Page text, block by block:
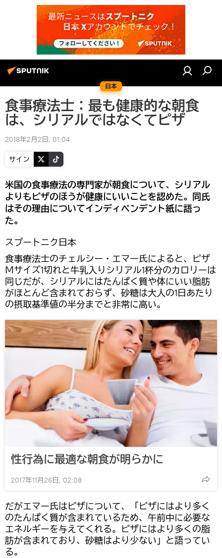
日本
食事療法士：最も健康的な朝食
は、シリアルではなくてピザ
2018年2月2日, 01:04
サイン
米国の食事療法の専門家が朝食について、シリアル
よりもピザのほうが健康にいいことを認めた。同氏
はその理由についてインディペンデント紙に語っ
た。
スプートニク日本
食事療法士のチェルシー・エマー氏によると、ピザ
Ｍサイズ1切れと牛乳入りシリアル1杯分のカロリーは
同じだが、シリアルにはたんぱく質や体にいい脂肪
がほとんど含まれておらず、砂糖は大人の1日あたり
の摂取基準値の半分までと非常に高い。
性行為に最適な朝食が明らかに
2017年11月26日, 02:08
だがエマー氏はピザについて、「ピザにはより多く
のたんぱく質が含まれているため、午前中に必要な
エネルギーを与えてくれる。ピザにはより多くの脂
肪が含まれており、砂糖はより少ない」と語ってい
る。